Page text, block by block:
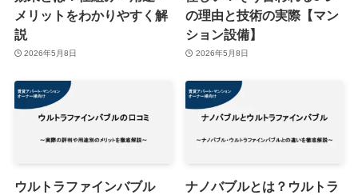
メリットをわかりやすく解
説
2026年5月8日
の理由と技術の実際【マン
ション設備】
2026年5月8日
ウルトラファインバブル
ナノバブルとは？ウルトラ